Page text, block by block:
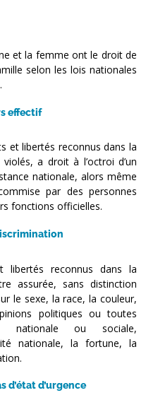
et la femme ont le droit de
selon les lois nationales
effectif
et libertés reconnus dans la
a droit à l’octroi d’un
nationale, alors même
par des personnes
fonctions officielles.
libertés reconnus dans la
assurée, sans distinction
le sexe, la race, la couleur,
politiques ou toutes
nationale ou sociale,
nationale, la fortune, la
d’état d’urgence